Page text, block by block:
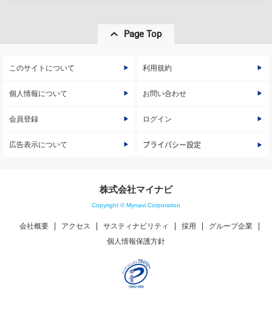
Page Top
このサイトについて 利用規約
個人情報について お問い合わせ
会員登録 ログイン
広告表示について プライバシー設定
株式会社マイナビ
Copyright © Mynavi Corporation
会社概要 アクセス サスティナビリティ 採用
グループ企業
個人情報保護方針